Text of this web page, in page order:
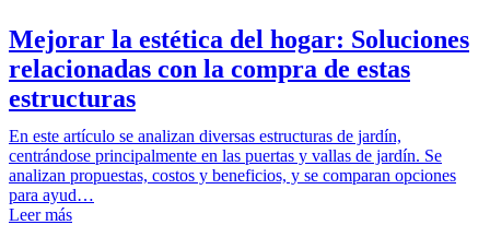
Mejorar la estética del hogar: Soluciones
relacionadas con la compra de estas
estructuras
En este artículo se analizan diversas estructuras de jardín,
centrándose principalmente en las puertas y vallas de jardín. Se
analizan propuestas, costos y beneficios, y se comparan opciones
para ayud…
Leer más